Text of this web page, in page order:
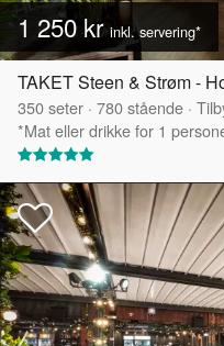
1 250 krinkl. servering*
TAKET Steen & Strøm -
350seter · 780stående ·
*Mat eller drikke for 1